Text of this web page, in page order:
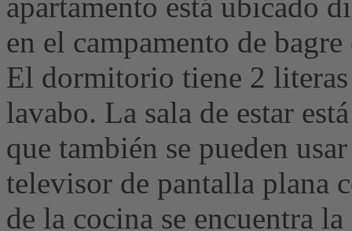
en el campamento de
El dormitorio tiene 2
lavabo. La sala de estar
que también se pueden
televisor de pantalla plana
de la cocina se encuentra